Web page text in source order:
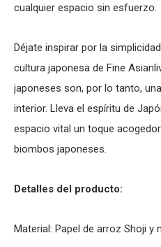
cualquier espacio sin esfuerzo.
Déjate inspirar por la
cultura japonesa de Fine
japoneses son, por lo tanto,
interior. Lleva el espíritu de
espacio vital un toque
biombos japoneses.
Detalles del producto:
Material: Papel de arroz Shoji y